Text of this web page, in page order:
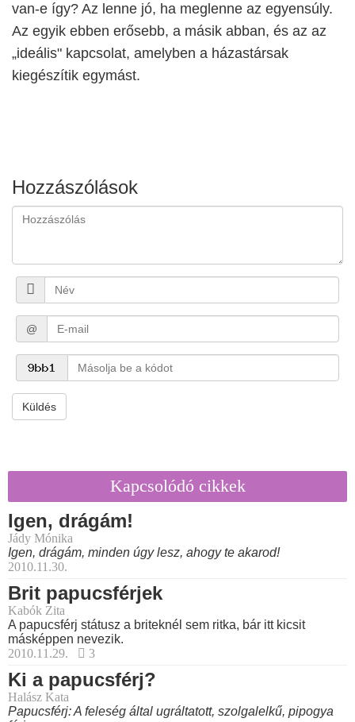
van-e így? Az lenne jó, ha meglenne az egyensúly.
Az egyik ebben erősebb, a másik abban, és az az
„ideális" kapcsolat, amelyben a házastársak
kiegészítik egymást.
Hozzászólások
@
Küldés
Kapcsolódó cikkek
Igen, drágám!
Jády Mónika
Igen, drágám, minden úgy lesz, ahogy te akarod!
2010.11.30.
Brit papucsférjek
Kabók Zita
A papucsférj státusz a briteknél sem ritka, bár itt kicsit
másképpen nevezik.
2010.11.29.
3
Ki a papucsférj?
Halász Kata
Papucsférj: A feleség által ugráltatott, szolgalelkű, pipogya